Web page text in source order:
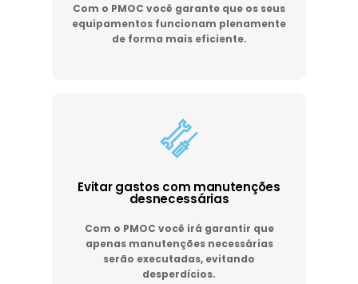
Com o PMOC você garante que os seus
equipamentos funcionam plenamente
de forma mais eficiente.
Evitar gastos com manutenções
desnecessárias
Com o PMOC você irá garantir que
apenas manutenções necessárias
serão executadas, evitando
desperdícios.